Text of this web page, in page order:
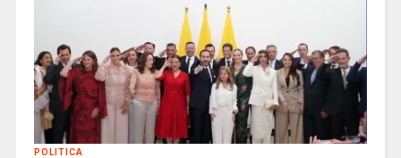
POLITICA